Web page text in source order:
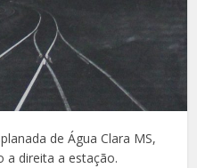
de Água Clara MS,
a direita a estação.